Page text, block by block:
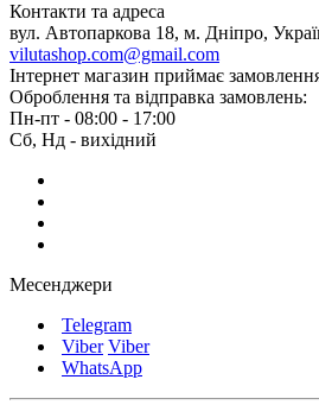
Контакти та адреса
вул. Автопаркова 18, м. Дніпро,
vilutashop.com@gmail.com
Інтернет магазин приймає
Оброблення та відправка замовлень:
Пн-пт - 08:00 - 17:00
Сб, Нд - вихідний
Месенджери
Telegram
Viber Viber
WhatsApp